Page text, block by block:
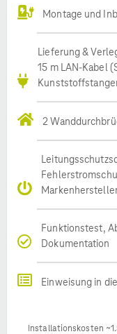
Montage und
Lieferung &
15 m LAN-Kabel
2
Funktionstest,
Dokumentation
Einweisung in
Installationskosten